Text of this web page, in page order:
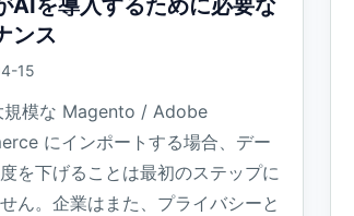
AIを導入するために必要な
ンス
15
規模な Magento / Adobe
にインポートする場合、デー
を下げることは最初のステップに
ん。企業はまた、プライバシーと